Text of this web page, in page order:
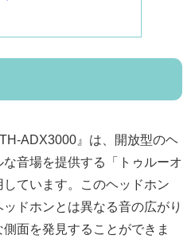
ADX3000』は、開放型のヘ
音場を提供する「トゥルーオ
ています。このヘッドホン
ドホンとは異なる音の広がり
面を発見することができま